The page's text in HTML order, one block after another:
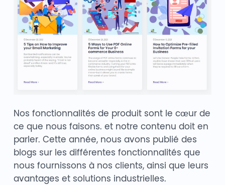
Nos fonctionnalités de produit sont le cœur de
ce que nous faisons. et notre contenu doit en
parler. Cette année, nous avons publié des
blogs sur les différentes fonctionnalités que
nous fournissons à nos clients, ainsi que leurs
avantages et solutions industrielles.